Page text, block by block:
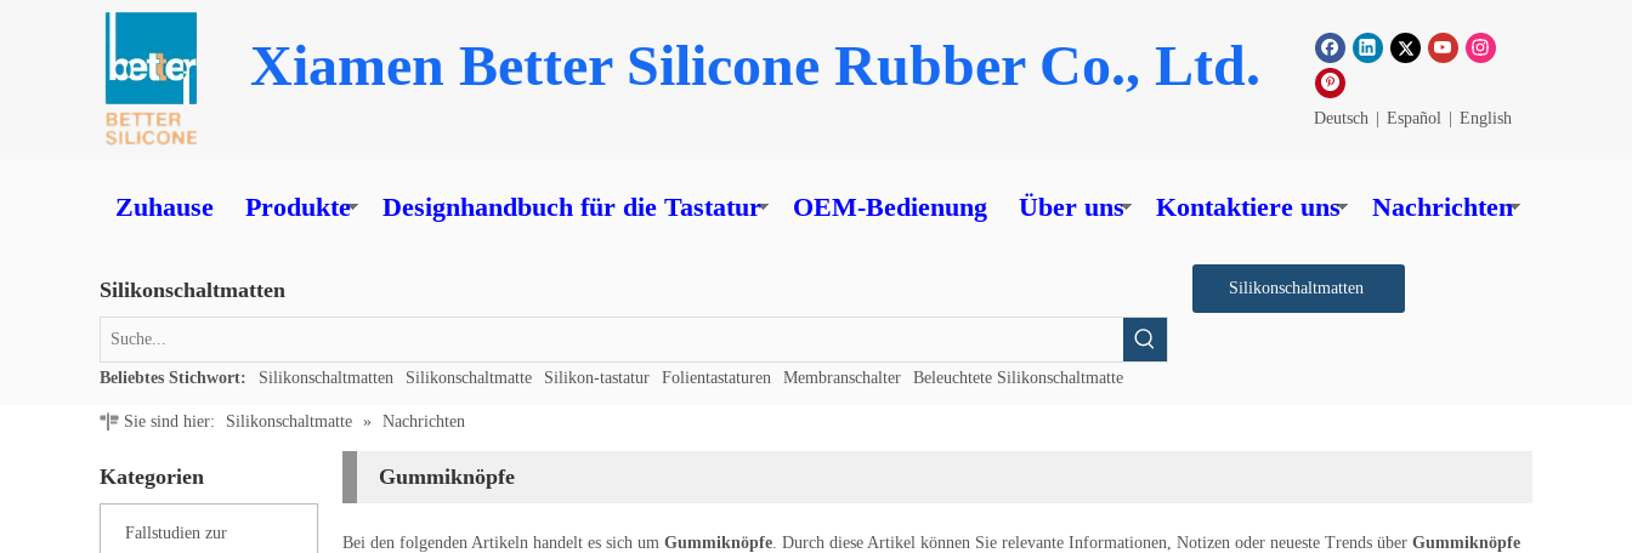
Xiamen Better Silicone Rubber Co., Ltd.
Deutsch Español English
Zuhause Produkte Designhandbuch für die Tastatur OEM-Bedienung Über uns Kontaktiere uns Nachrichten
Silikonschaltmatten
Beliebtes Stichwort: Silikonschaltmatten Silikonschaltmatte Silikon-tastatur Folientastaturen Membranschalter Beleuchtete Silikonschaltmatte
Silikonschaltmatten
Sie sind hier: Silikonschaltmatte » Nachrichten
Kategorien
Fallstudien zur
Gummiknöpfe
Bei den folgenden Artikeln handelt es sich um Gummiknöpfe. Durch diese Artikel können Sie relevante Informationen, Notizen oder neueste Trends über Gummiknöpfe